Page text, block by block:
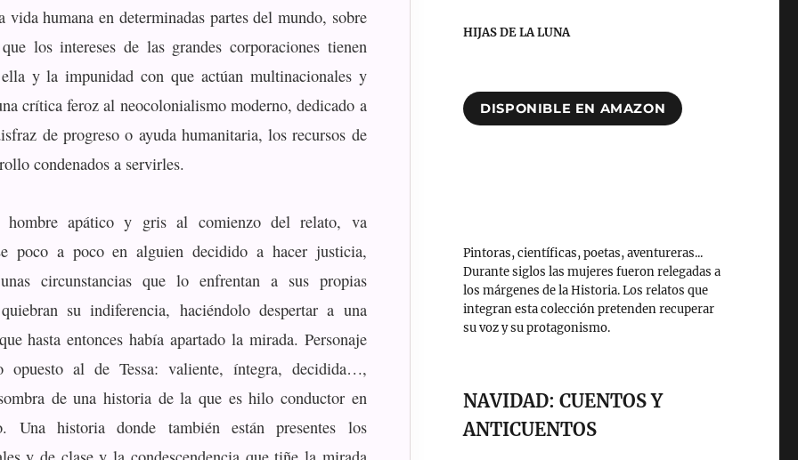
humana en determinadas partes del mundo, sobre
los intereses de las grandes corporaciones tienen
y la impunidad con que actúan multinacionales y
crítica feroz al neocolonialismo moderno, dedicado a
de progreso o ayuda humanitaria, los recursos de
condenados a servirles.
hombre apático y gris al comienzo del relato, va
poco a poco en alguien decidido a hacer justicia,
circunstancias que lo enfrentan a sus propias
su indiferencia, haciéndolo despertar a una
hasta entonces había apartado la mirada. Personaje
opuesto al de Tessa: valiente, íntegra, decidida…,
de una historia de la que es hilo conductor en
Una historia donde también están presentes los
HIJAS DE LA LUNA
DISPONIBLE EN AMAZON
Pintoras, científicas, poetas, aventureras...
Durante siglos las mujeres fueron relegadas a
los márgenes de la Historia. Los relatos que
integran esta colección pretenden recuperar
su voz y su protagonismo.
NAVIDAD: CUENTOS Y
ANTICUENTOS